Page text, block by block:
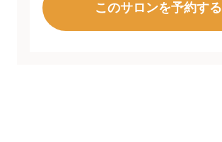
このサロンを予約する